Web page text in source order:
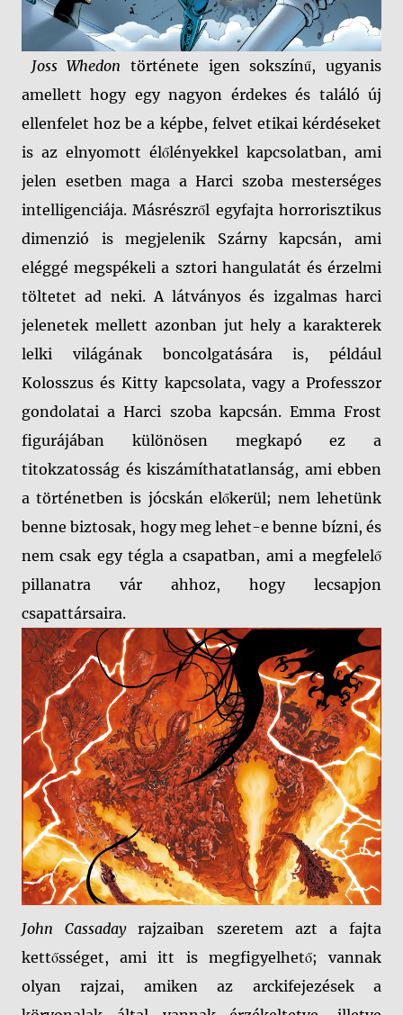
Joss Whedon története igen sokszínű, ugyanis
amellett hogy egy nagyon érdekes és találó új
ellenfelet hoz be a képbe, felvet etikai kérdéseket
is az elnyomott élőlényekkel kapcsolatban, ami
jelen esetben maga a Harci szoba mesterséges
intelligenciája. Másrészről egyfajta horrorisztikus
dimenzió is megjelenik Szárny kapcsán, ami
eléggé megspékeli a sztori hangulatát és érzelmi
töltetet ad neki. A látványos és izgalmas harci
jelenetek mellett azonban jut hely a karakterek
lelki világának boncolgatására is, például
Kolosszus és Kitty kapcsolata, vagy a Professzor
gondolatai a Harci szoba kapcsán. Emma Frost
figurájában különösen megkapó ez a
titokzatosság és kiszámíthatatlanság, ami ebben
a történetben is jócskán előkerül; nem lehetünk
benne biztosak, hogy meg lehet-e benne bízni, és
nem csak egy tégla a csapatban, ami a megfelelő
pillanatra vár ahhoz, hogy lecsapjon
csapattársaira.
John Cassadayrajzaiban szeretem azt a fajta
kettősséget, ami itt is megfigyelhető; vannak
olyan rajzai, amiken az arckifejezések a